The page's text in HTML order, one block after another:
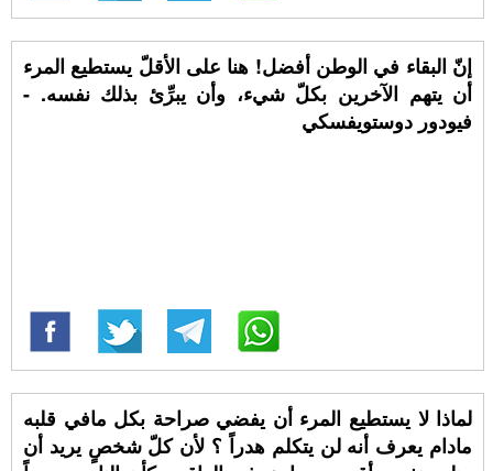
إنّ البقاء في الوطن أفضل! هنا على الأقلّ يستطيع المرء
أن يتهم الآخرين بكلّ شيء، وأن يبرِّئ بذلك نفسه. -
فيودور دوستويفسكي
لماذا لا يستطيع المرء أن يفضي صراحة بكل مافي قلبه
مادام يعرف أنه لن يتكلم هدراً ؟ لأن كلّ شخصٍ يريد أن